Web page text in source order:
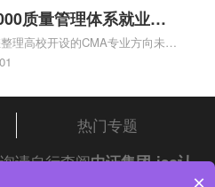
相关iso体系认证知识，详情可
文！
质量管理体系就业方
管理与认证就业方向
理高校开设的CMA专业方向未来
就业方向如何、cma就业方向有
就业方向、大学生考完cma，就
方向相关iso体系认证知识，详情
正文！
热门专题
请自行查阅中证集团 iso认